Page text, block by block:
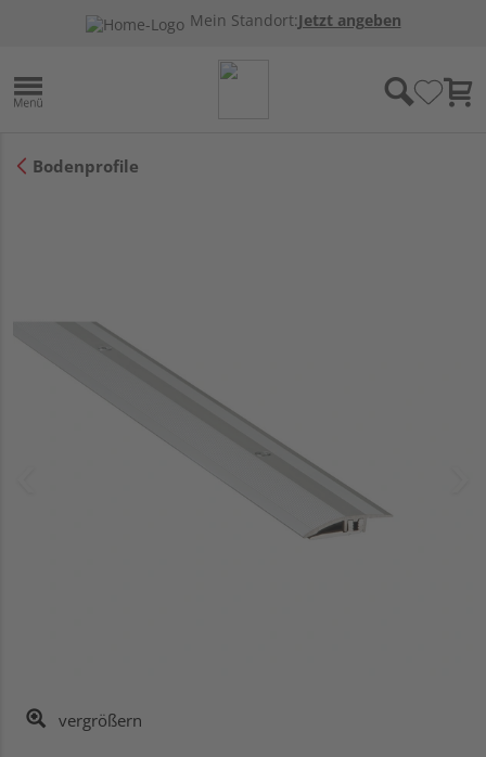
Mein Standort:Jetzt angeben
Bodenprofile
vergrößern